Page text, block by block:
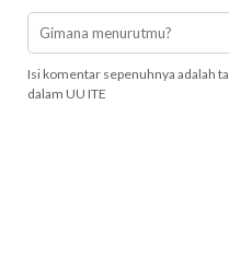
Isi komentar sepenuhnya adalah
dalam UU ITE